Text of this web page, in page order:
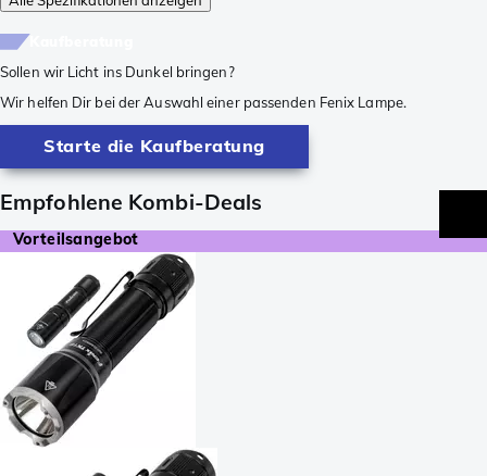
Sollen wir Licht ins Dunkel bringen?
Wir helfen Dir bei der Auswahl einer passenden Fenix Lampe.
Starte die Kaufberatung
Empfohlene Kombi-Deals
Vorteilsangebot